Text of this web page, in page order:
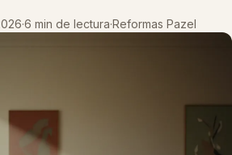
·6 min de lectura·Reformas Pazel